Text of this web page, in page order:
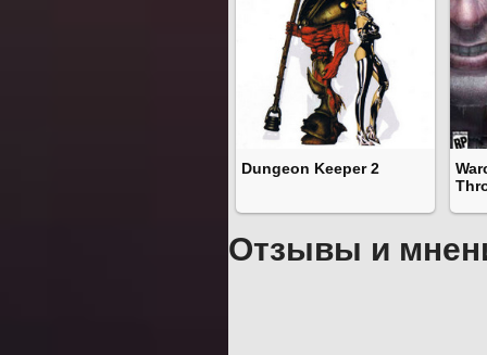
Dungeon Keeper 2
Отзывы и